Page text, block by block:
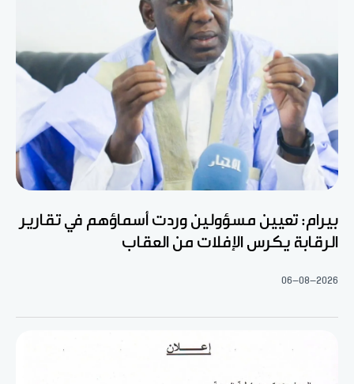
بيرام: تعيين مسؤولين وردت أسماؤهم في تقارير
الرقابة يكرس الإفلات من العقاب
06-08-2026